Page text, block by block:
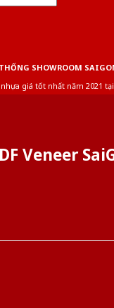
SHOWROOM
giá tốt nhất năm 2021
Veneer